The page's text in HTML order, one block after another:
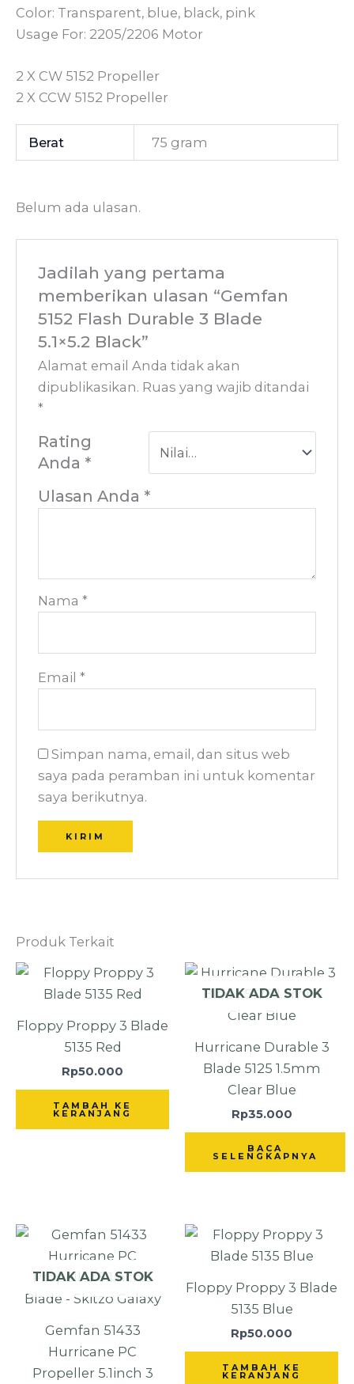
Color: Transparent, blue, black, pink
Usage For: 2205/2206 Motor
2 X CW 5152 Propeller
2 X CCW 5152 Propeller
Berat 75 gram
Belum ada ulasan.
Jadilah yang pertama
memberikan ulasan “Gemfan
5152 Flash Durable 3 Blade
5.1×5.2 Black”
Alamat email Anda tidak akan
dipublikasikan. Ruas yang wajib ditandai
*
Rating
Anda *
Ulasan Anda *
Nama*
Email*
Simpan nama, email, dan situs web
saya pada peramban ini untuk komentar
saya berikutnya.
Produk Terkait
Floppy Proppy 3 Blade
5135 Red
Rp50.000
TAMBAH KE
KERANJANG
TIDAK ADA STOK
Hurricane Durable 3
Blade 5125 1.5mm
Clear Blue
Rp35.000
BACA
SELENGKAPNYA
TIDAK ADA STOK
Gemfan 51433
Hurricane PC
Propeller 5.1inch 3
Floppy Proppy 3 Blade
5135 Blue
Rp50.000
TAMBAH KE
KERANJANG